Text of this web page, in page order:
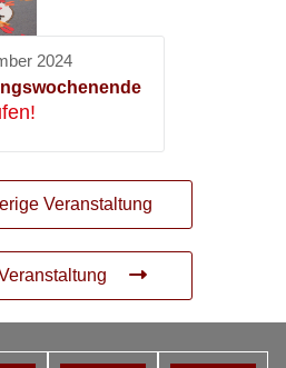
2024
Veranstaltung